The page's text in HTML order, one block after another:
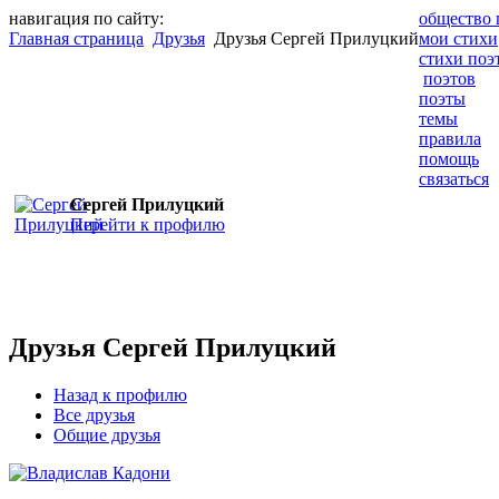
навигация по сайту:
Главная страница Друзья Друзья Сергей Прилуцкий
общество
мои стихи
стихи
поэтов
поэты
темы
правила
помощь
связаться
Сергей Прилуцкий
Перейти к профилю
Друзья Сергей Прилуцкий
Назад к профилю
Все друзья
Общие друзья